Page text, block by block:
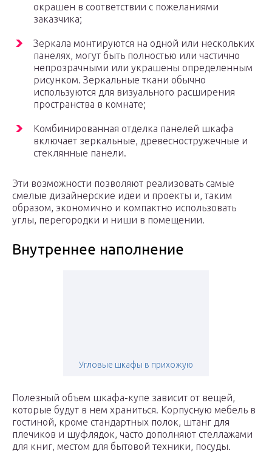
окрашен в соответствии с пожеланиями
заказчика;
Зеркала монтируются на одной или нескольких
панелях, могут быть полностью или частично
непрозрачными или украшены определенным
рисунком. Зеркальные ткани обычно
используются для визуального расширения
пространства в комнате;
Комбинированная отделка панелей шкафа
включает зеркальные, древесностружечные и
стеклянные панели.
Эти возможности позволяют реализовать самые
смелые дизайнерские идеи и проекты и, таким
образом, экономично и компактно использовать
углы, перегородки и ниши в помещении.
Внутреннее наполнение
Угловые шкафы в прихожую
Полезный объем шкафа-купе зависит от вещей,
которые будут в нем храниться. Корпусную мебель в
гостиной, кроме стандартных полок, штанг для
плечиков и шуфлядок, часто дополняют стеллажами
для книг, местом для бытовой техники, посуды.